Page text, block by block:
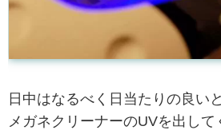
日中はなるべく日当たりの良い
メガネクリーナーのUVを出し